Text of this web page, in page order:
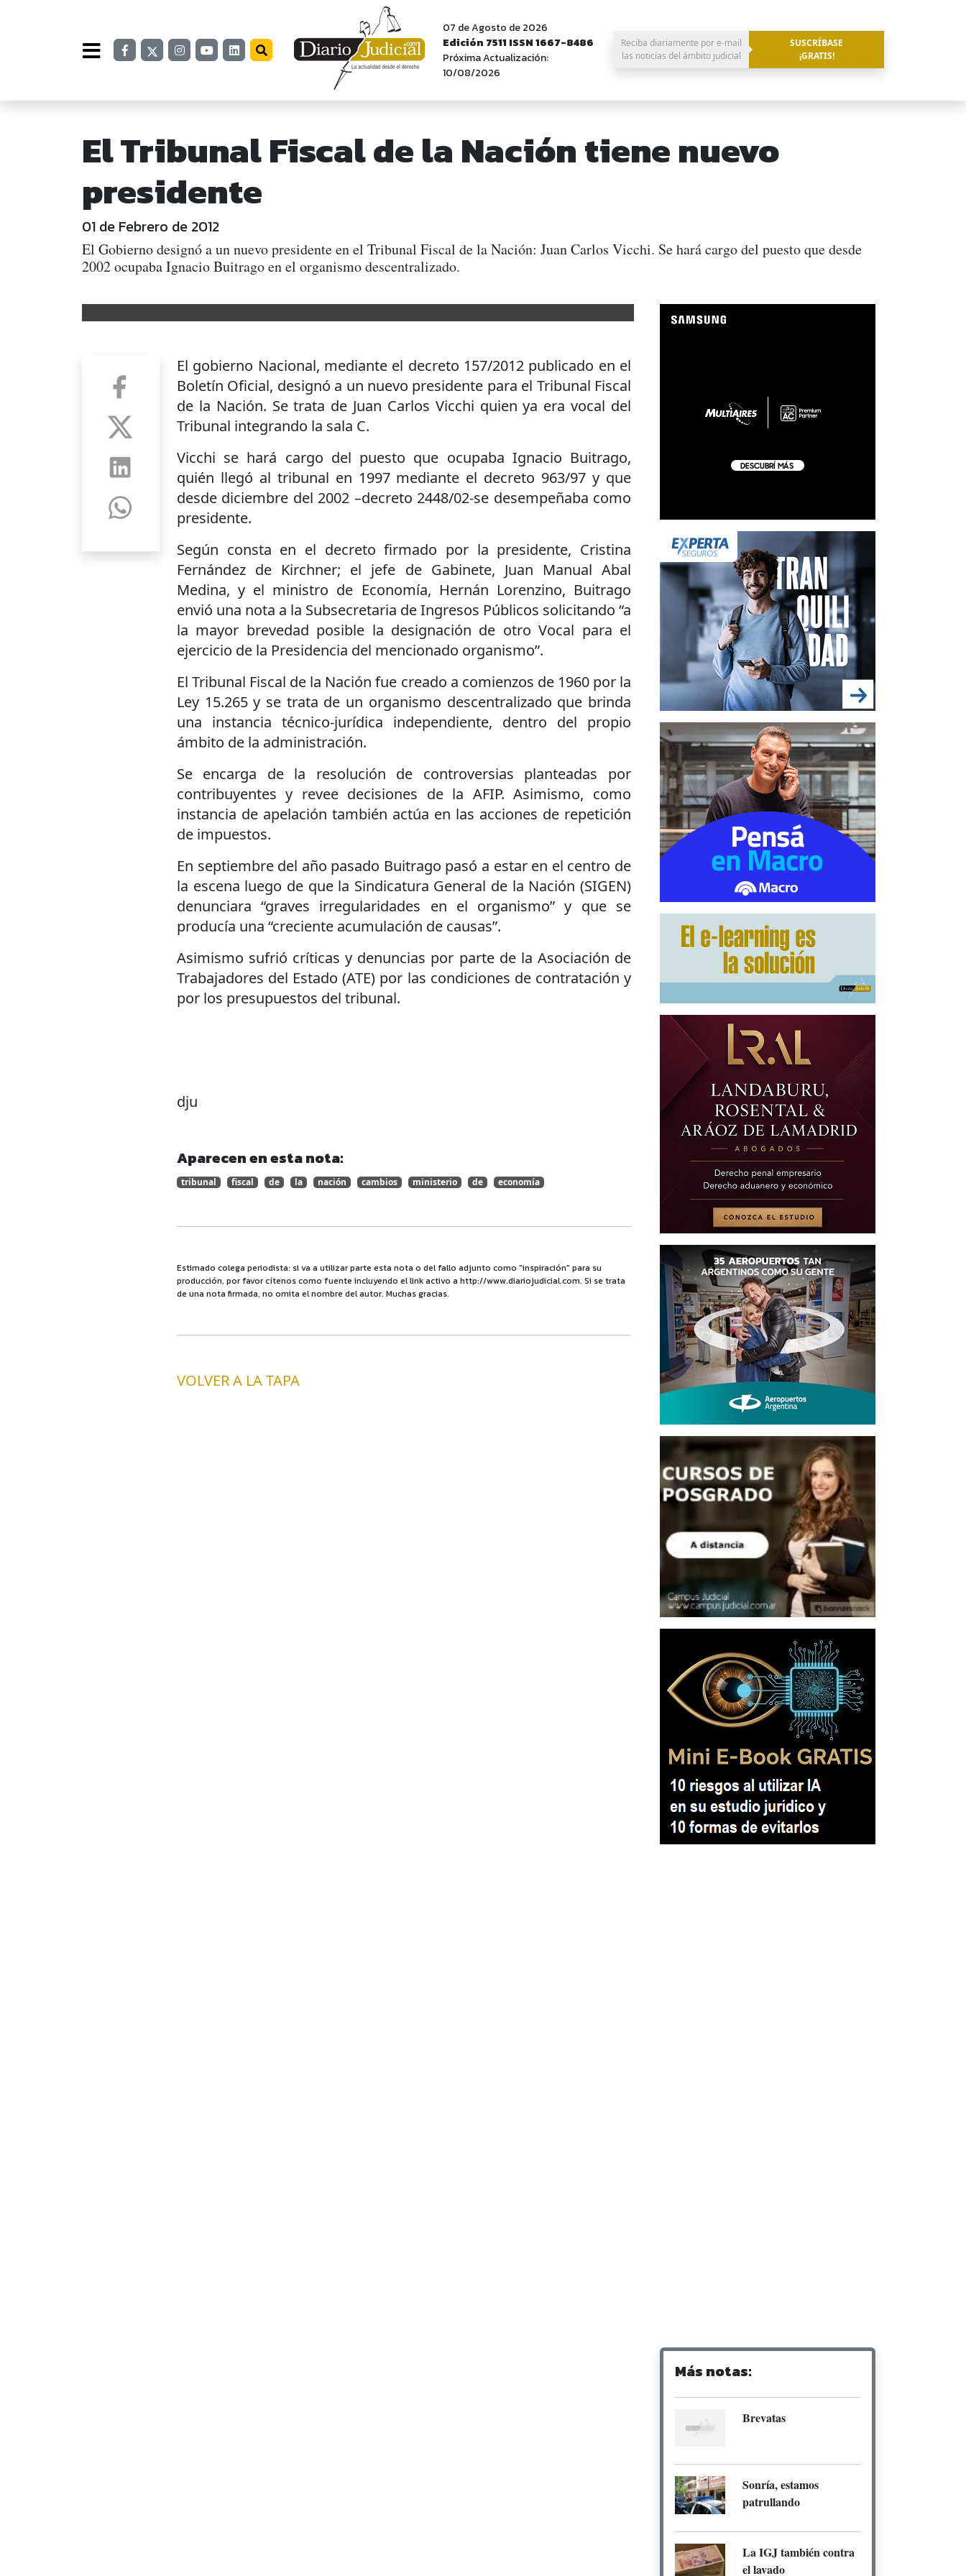
07 de Agosto de 2026
Edición 7511 ISSN 1667-8486
Próxima Actualización:
10/08/2026
Reciba diariamente por e-mail
las noticias del ámbito judicial
SUSCRÍBASE
¡GRATIS!
El Tribunal Fiscal de la Nación tiene nuevo
presidente
01 de Febrero de 2012
El Gobierno designó a un nuevo presidente en el Tribunal Fiscal de la Nación: Juan Carlos Vicchi. Se hará cargo del puesto que desde
2002 ocupaba Ignacio Buitrago en el organismo descentralizado.
El gobierno Nacional, mediante el decreto 157/2012 publicado en el
Boletín Oficial, designó a un nuevo presidente para el Tribunal Fiscal
de la Nación. Se trata de Juan Carlos Vicchi quien ya era vocal del
Tribunal integrando la sala C.
Vicchi se hará cargo del puesto que ocupaba Ignacio Buitrago,
quién llegó al tribunal en 1997 mediante el decreto 963/97 y que
desde diciembre del 2002 –decreto 2448/02-se desempeñaba como
presidente.
Según consta en el decreto firmado por la presidente, Cristina
Fernández de Kirchner; el jefe de Gabinete, Juan Manual Abal
Medina, y el ministro de Economía, Hernán Lorenzino, Buitrago
envió una nota a la Subsecretaria de Ingresos Públicos solicitando “a
la mayor brevedad posible la designación de otro Vocal para el
ejercicio de la Presidencia del mencionado organismo”.
El Tribunal Fiscal de la Nación fue creado a comienzos de 1960 por la
Ley 15.265 y se trata de un organismo descentralizado que brinda
una instancia técnico-jurídica independiente, dentro del propio
ámbito de la administración.
Se encarga de la resolución de controversias planteadas por
contribuyentes y revee decisiones de la AFIP. Asimismo, como
instancia de apelación también actúa en las acciones de repetición
de impuestos.
En septiembre del año pasado Buitrago pasó a estar en el centro de
la escena luego de que la Sindicatura General de la Nación (SIGEN)
denunciara “graves irregularidades en el organismo” y que se
producía una “creciente acumulación de causas”.
Asimismo sufrió críticas y denuncias por parte de la Asociación de
Trabajadores del Estado (ATE) por las condiciones de contratación y
por los presupuestos del tribunal.
dju
Aparecen en esta nota:
tribunal fiscal de la nación cambios ministerio de economía
Estimado colega periodista: si va a utilizar parte esta nota o del fallo adjunto como "inspiración" para su
producción, por favor cítenos como fuente incluyendo el link activo a http://www.diariojudicial.com. Si se trata
de una nota firmada, no omita el nombre del autor. Muchas gracias.
VOLVER A LA TAPA
Más notas:
Brevatas
Sonría, estamos
patrullando
La IGJ también contra
el lavado